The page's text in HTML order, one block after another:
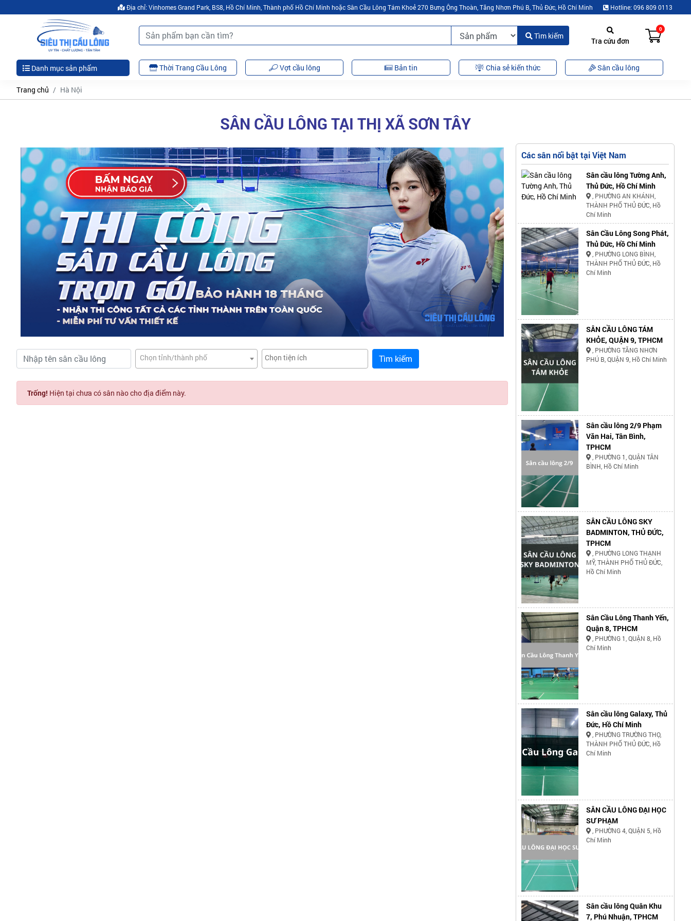
Địa chỉ: Vinhomes Grand Park, BS8, Hồ Chí Minh, Thành phố Hồ Chí Minh hoặc Sân Cầu Lông Tám Khoẻ 270 Bưng Ông Thoàn, Tăng Nhơn Phú B, Thủ Đức, Hồ Chí Minh Hotline: 096 809 0113
Tìm kiếm
Tra cứu đơn
0
Danh mục sản phẩm Thời Trang Cầu Lông Vợt cầu lông Bản tin Chia sẻ kiến thức Sân cầu lông
Trang chủ Hà Nội
SÂN CẦU LÔNG TẠI THỊ XÃ SƠN TÂY
Chọn tỉnh/thành phố Tìm kiếm
Trống! Hiện tại chưa có sân nào cho địa điểm này.
Các sân nổi bật tại Việt Nam
Sân cầu lông Tường Anh,
Thủ Đức, Hồ Chí Minh
, PHƯỜNG AN KHÁNH,
THÀNH PHỐ THỦ ĐỨC, Hồ
Chí Minh
Sân Cầu Lông Song Phát,
Thủ Đức, Hồ Chí Minh
, PHƯỜNG LONG BÌNH,
THÀNH PHỐ THỦ ĐỨC, Hồ
Chí Minh
SÂN CẦU LÔNG TÁM
KHỎE, QUẬN 9, TPHCM
, PHƯỜNG TĂNG NHƠN
PHÚ B, QUẬN 9, Hồ Chí Minh
Sân cầu lông 2/9 Phạm
Văn Hai, Tân Bình,
TPHCM
, PHƯỜNG 1, QUẬN TÂN
BÌNH, Hồ Chí Minh
SÂN CẦU LÔNG SKY
BADMINTON, THỦ ĐỨC,
TPHCM
, PHƯỜNG LONG THẠNH
MỸ, THÀNH PHỐ THỦ ĐỨC,
Hồ Chí Minh
Sân Cầu Lông Thanh Yến,
Quận 8, TPHCM
, PHƯỜNG 1, QUẬN 8, Hồ
Chí Minh
Sân cầu lông Galaxy, Thủ
Đức, Hồ Chí Minh
, PHƯỜNG TRƯỜNG THỌ,
THÀNH PHỐ THỦ ĐỨC, Hồ
Chí Minh
SÂN CẦU LÔNG ĐẠI HỌC
SƯ PHẠM
, PHƯỜNG 4, QUẬN 5, Hồ
Chí Minh
Sân cầu lông Quân Khu
7, Phú Nhuận, TPHCM